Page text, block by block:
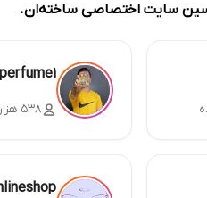
سایت اختصاصی ساخته‌ان.
۵۳۸ هزار دنبال‌کننده